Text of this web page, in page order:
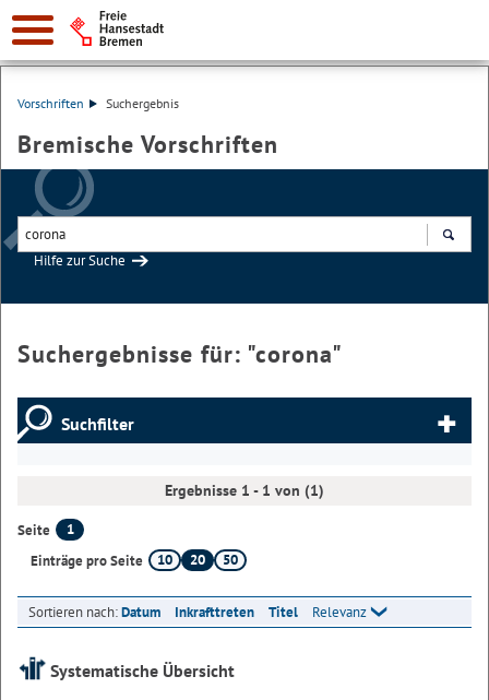
Vorschriften Suchergebnis
Bremische Vorschriften
Hilfe zur Suche
Suchergebnisse für: "corona"
Suchfilter
Ergebnisse 1 - 1 von (1)
Seite
1
Einträge pro Seite
10 20 50
Sortieren nach:Datum Inkrafttreten Titel Relevanz
Systematische Übersicht